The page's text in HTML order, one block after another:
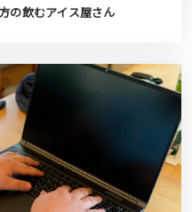
の飲むアイス屋さん